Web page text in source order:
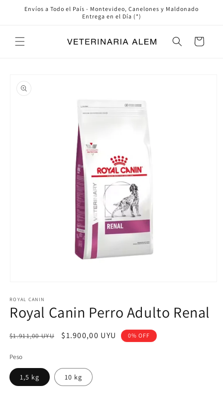
directamente
Envíos a Todo el País - Montevideo, Canelones y Maldonado
Entrega en el Día (*)
Carrito
a la
información
multimedia
1
en
modal
ROYAL CANIN
Royal Canin Perro Adulto Renal
Precio
$1.911,00 UYU
Precio
$1.900,00 UYU 0% OFF
Peso
1,5 kg 10 kg